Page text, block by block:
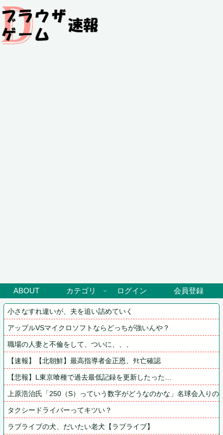
ABOUT カテゴリ ログイン 会員登録
小さなすれ違いが、夫を追い詰めていく
アップルVSマイクロソフトならどっちが強いんや？
職場の人妻と不倫をして、ついに、、、
【速報】【北朝鮮】最高指導者金正恩、ﾀﾋ亡確認
【悲報】L東京喰種で過去最低記録を更新したった…
上原浩治氏「250（S）っていう数字がどうなのかな」名球会入り
タクシードライバーってキツい？
ラブライブの犬、だいたい老犬【ラブライブ】